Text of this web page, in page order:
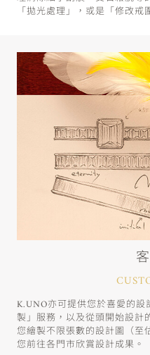
「拋光處理」，或是「修改戒
K.UNO亦可提供您於喜愛的
製」服務，以及從頭開始設計
您繪製不限張數的設計圖（
您前往各門市欣賞設計成果。